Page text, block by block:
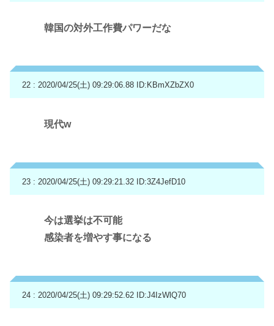
韓国の対外工作費パワーだな
22 : 2020/04/25(土) 09:29:06.88 ID:KBmXZbZX0
現代w
23 : 2020/04/25(土) 09:29:21.32 ID:3Z4JefD10
今は選挙は不可能
感染者を増やす事になる
24 : 2020/04/25(土) 09:29:52.62 ID:J4IzWlQ70